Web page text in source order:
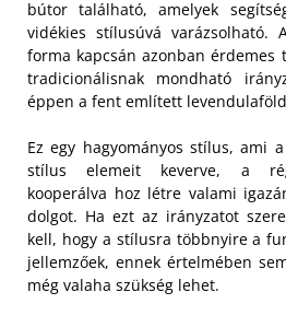
bútor található, amelyek
vidékies stílusúvá varázsolható.
forma kapcsán azonban érdemes
tradicionálisnak mondható
éppen a fent említett
Ez egy hagyományos stílus, ami
stílus elemeit keverve, a
kooperálva hoz létre valami
dolgot. Ha ezt az irányzatot
kell, hogy a stílusra többnyire a
jellemzőek, ennek értelmében
még valaha szükség lehet.